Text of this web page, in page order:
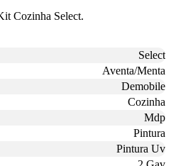
Cozinha Select.
Select
Aventa/Menta
Demobile
Cozinha
Mdp
Pintura
Pintura Uv